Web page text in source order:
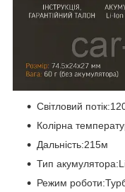
Світловий
Колірна
Дальність:215м
Тип
Режим